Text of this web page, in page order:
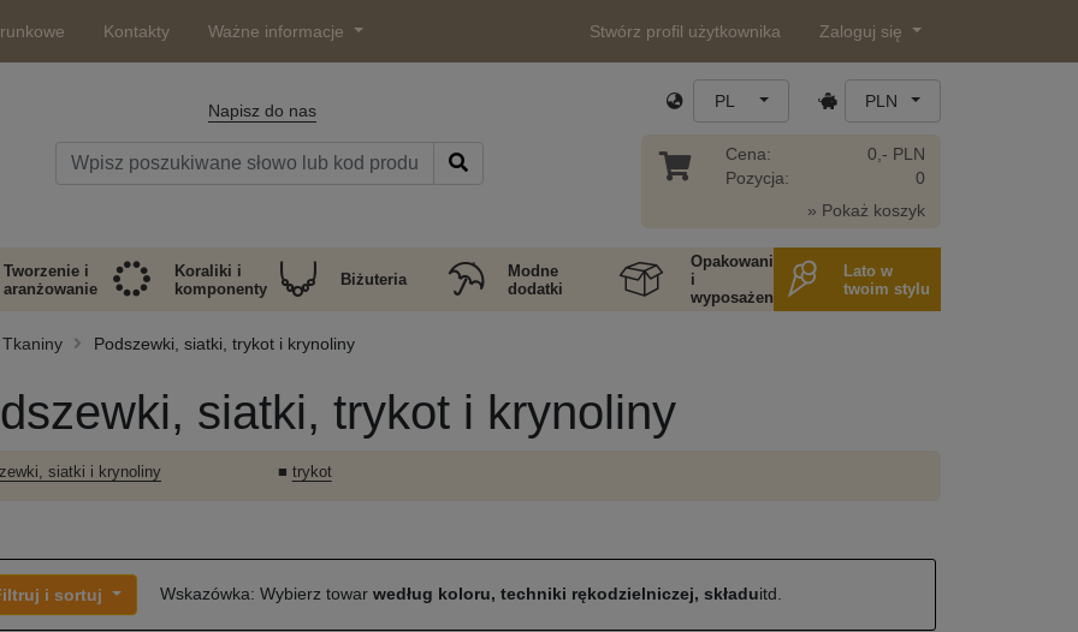
Kontakty Ważne informacje Stwórz profil użytkownika Zaloguj się
Napisz do nas PL PLN
Cena:
Pozycja:
0,- PLN
0
» Pokaż koszyk
Tworzenie i
aranżowanie
Koraliki i
komponenty
Biżuteria
Modne
dodatki
Opakowania
i
wyposażenie
Lato w
twoim stylu
Tkaniny Podszewki, siatki, trykot i krynoliny
siatki, trykot i krynoliny
siatki i krynoliny ■ trykot
i sortuj Wskazówka: Wybierz towar według koloru, techniki rękodzielniczej, składuitd.